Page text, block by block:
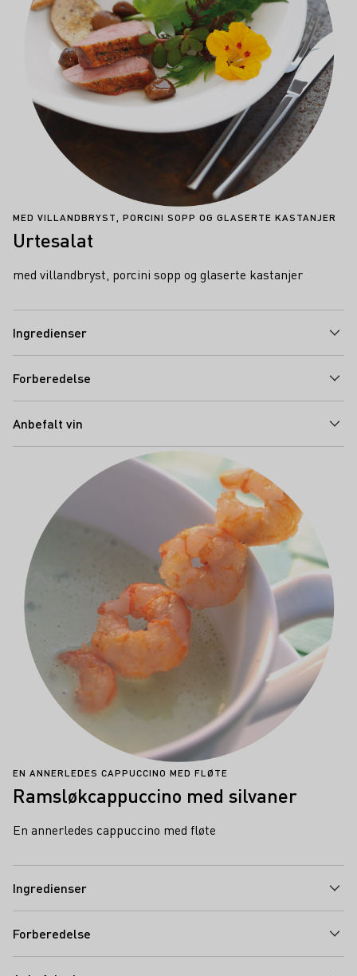
MED VILLANDBRYST, PORCINI SOPP OG GLASERTE KASTANJER
Urtesalat
med villandbryst, porcini sopp og glaserte kastanjer
Ingredienser
Forberedelse
Anbefalt vin
EN ANNERLEDES CAPPUCCINO MED FLØTE
Ramsløkcappuccino med silvaner
En annerledes cappuccino med fløte
Ingredienser
Forberedelse